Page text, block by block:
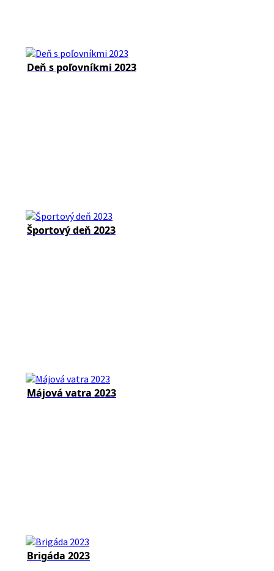
Deň s poľovníkmi 2023
Športový deň 2023
Májová vatra 2023
Brigáda 2023